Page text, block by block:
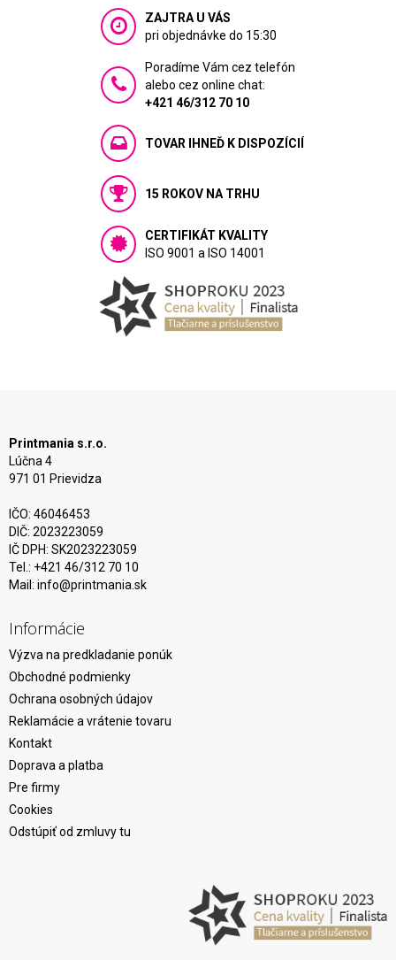
ZAJTRA U VÁS
pri objednávke do 15:30
Poradíme Vám cez telefón
alebo cez online chat:
+421 46/312 70 10
TOVAR IHNEĎ K DISPOZÍCIÍ
15 ROKOV NA TRHU
CERTIFIKÁT KVALITY
ISO 9001 a ISO 14001
Printmania s.r.o.
Lúčna 4
971 01 Prievidza
IČO: 46046453
DIČ: 2023223059
IČ DPH: SK2023223059
Tel.: +421 46/312 70 10
Mail: info@printmania.sk
Informácie
Výzva na predkladanie ponúk
Obchodné podmienky
Ochrana osobných údajov
Reklamácie a vrátenie tovaru
Kontakt
Doprava a platba
Pre firmy
Cookies
Odstúpiť od zmluvy tu